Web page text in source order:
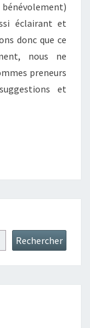
éclairant et
donc que ce
nous ne
preneurs
et
Rechercher